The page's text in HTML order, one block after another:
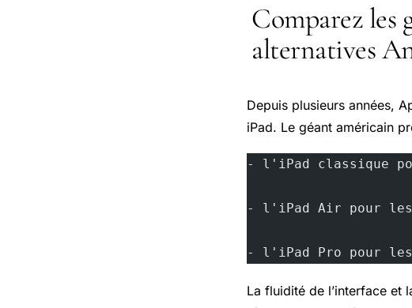
Comparez les
alternatives
Depuis plusieurs années,
iPad. Le géant américain
- l'iPad classique
- l'iPad Air pour
- l'iPad Pro pour
La fluidité de l’interface et